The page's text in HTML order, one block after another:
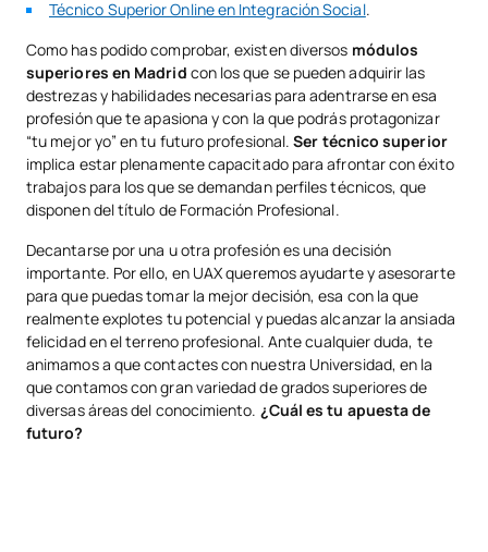
Técnico Superior Online en Integración Social.
Como has podido comprobar, existen diversos módulos
superiores en Madrid con los que se pueden adquirir las
destrezas y habilidades necesarias para adentrarse en esa
profesión que te apasiona y con la que podrás protagonizar
“tu mejor yo” en tu futuro profesional.Ser técnico superior
implica estar plenamente capacitado para afrontar con éxito
trabajos para los que se demandan perfiles técnicos, que
disponen del título de Formación Profesional.
Decantarse por una u otra profesión es una decisión
importante. Por ello, en UAX queremos ayudarte y asesorarte
para que puedas tomar la mejor decisión, esa con la que
realmente explotes tu potencial y puedas alcanzar la ansiada
felicidad en el terreno profesional. Ante cualquier duda, te
animamos a que contactes con nuestra Universidad, en la
que contamos con gran variedad de grados superiores de
diversas áreas del conocimiento. ¿Cuál es tu apuesta de
futuro?